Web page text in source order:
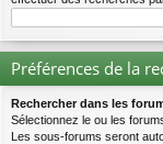
Préférences de la
Rechercher dans les
Sélectionnez le ou les
Les sous-forums seront